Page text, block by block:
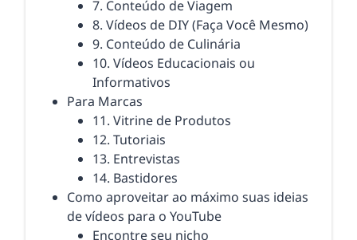
7. Conteúdo de Viagem
8. Vídeos de DIY (Faça Você Mesmo)
9. Conteúdo de Culinária
10. Vídeos Educacionais ou
Informativos
Para Marcas
11. Vitrine de Produtos
12. Tutoriais
13. Entrevistas
14. Bastidores
Como aproveitar ao máximo suas ideias
de vídeos para o YouTube
Encontre seu nicho